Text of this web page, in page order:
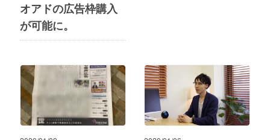
オアドの広告枠購入
が可能に。